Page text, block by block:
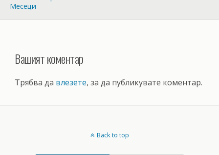
Месеци
Вашият коментар
Трябва да влезете, за да публикувате коментар.
Back to top